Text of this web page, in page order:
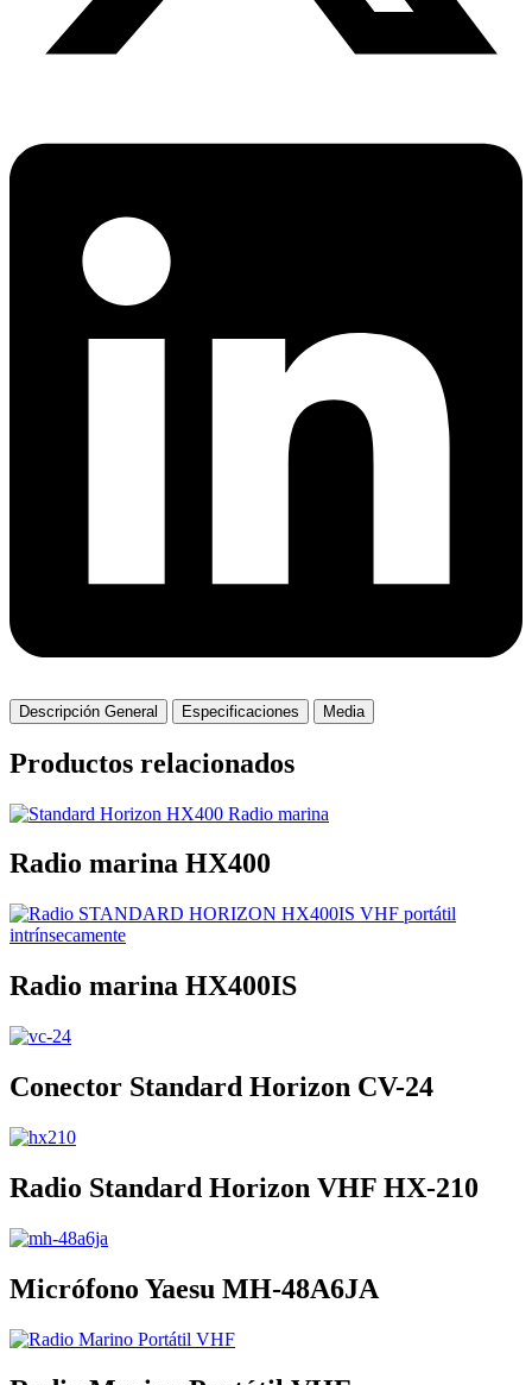
Descripción General Especificaciones Media
Productos relacionados
Radio marina HX400
Radio marina HX400IS
Conector Standard Horizon CV-24
Radio Standard Horizon VHF HX-210
Micrófono Yaesu MH-48A6JA